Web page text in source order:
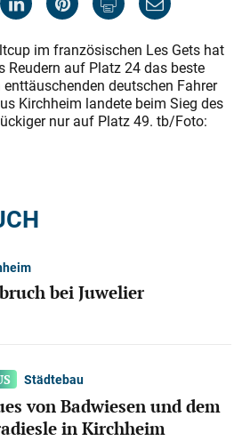
im französischen Les Gets hat
Reudern auf Platz 24 das beste
deutschen Fahrer
Kirchheim landete beim Sieg des
nur auf Platz 49. tb/Foto:
bei Juwelier
Städtebau
von Badwiesen und dem
in Kirchheim